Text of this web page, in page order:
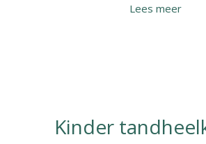
Lees meer
Kinder